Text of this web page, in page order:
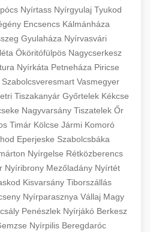
Nyírtass Nyírgyulaj Tyukod
Encsencs Kálmánháza
Gyulaháza Nyírvasvári
Ököritófülpös Nagycserkesz
Nyírkáta Petneháza Piricse
Szabolcsveresmart Vasmegyer
Tiszakanyár Győrtelek Kékcse
Nagyvarsány Tiszatelek Őr
Timár Kölcse Jármi Komoró
Eperjeske Szabolcsbáka
Nyírgelse Rétközberencs
Nyíribrony Mezőladány Nyírtét
Kisvarsány Tiborszállás
Nyírparasznya Vállaj Magy
Penészlek Nyírjákó Berkesz
Nyírpilis Beregdaróc